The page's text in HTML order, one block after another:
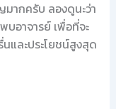
ากครับ ลองดูนะว่า
อาจารย์ เพื่อที่จะ
นและประโยชน์สูงสุด